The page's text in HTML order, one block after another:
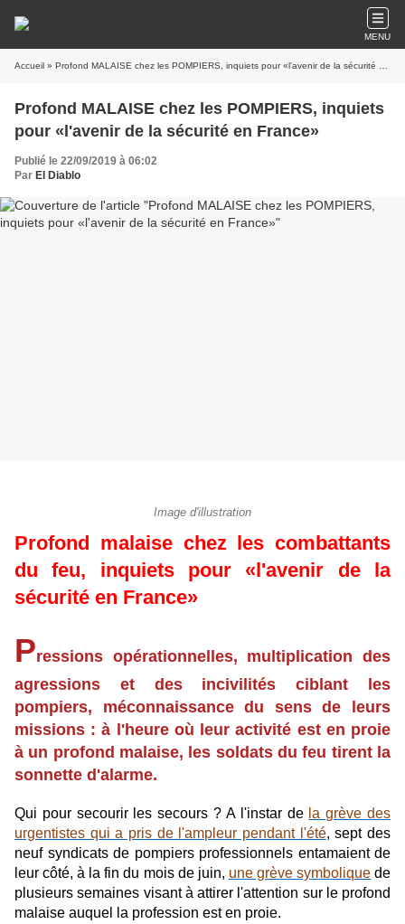
MENU
Accueil » Profond MALAISE chez les POMPIERS, inquiets pour «l'avenir de la sécurité en France»
Profond MALAISE chez les POMPIERS, inquiets
pour «l'avenir de la sécurité en France»
Publié le 22/09/2019 à 06:02
Par El Diablo
Image d'illustration
Profond malaise chez les combattants
du feu, inquiets pour «l'avenir de la
sécurité en France»
Pressions opérationnelles, multiplication des
agressions et des incivilités ciblant les
pompiers, méconnaissance du sens de leurs
missions : à l'heure où leur activité est en proie
à un profond malaise, les soldats du feu tirent la
sonnette d'alarme.
Qui pour secourir les secours ? A l'instar de la grève des
urgentistes qui a pris de l'ampleur pendant l'été, sept des
neuf syndicats de pompiers professionnels entamaient de
leur côté, à la fin du mois de juin, une grève symboliquede
plusieurs semaines visant à attirer l'attention sur le profond
malaise auquel la profession est en proie.